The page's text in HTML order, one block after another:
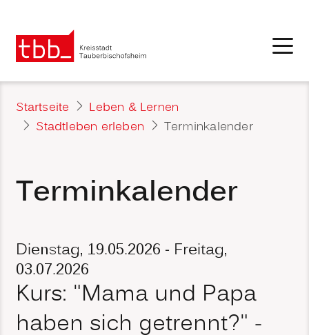
Startseite
Leben & Lernen
Stadtleben erleben
Terminkalender
Terminkalender
Dienstag, 19.05.2026 - Freitag,
03.07.2026
Kurs: "Mama und Papa
haben sich getrennt?" -